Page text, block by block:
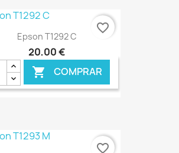
Epson T1292 C
20,00 €
 COMPRAR
€ ONLINE
favorite_border
favorite_border